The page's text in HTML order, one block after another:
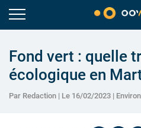
Fond vert : quelle
écologique en
Par Redaction | Le 16/02/2023 |